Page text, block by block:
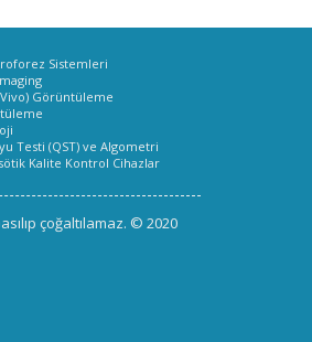
Sistemleri
Görüntüleme
Testi (QST) ve Algometri
Kalite Kontrol Cihazlar
çoğaltılamaz. © 2020